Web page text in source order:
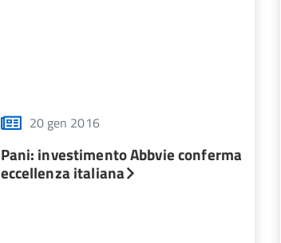
20 gen 2016
Pani: investimento Abbvie conferma
eccellenza italiana